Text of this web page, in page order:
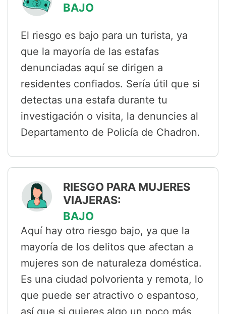
BAJO
El riesgo es bajo para un turista, ya
que la mayoría de las estafas
denunciadas aquí se dirigen a
residentes confiados. Sería útil que si
detectas una estafa durante tu
investigación o visita, la denuncies al
Departamento de Policía de Chadron.
RIESGO PARA MUJERES
VIAJERAS:
BAJO
Aquí hay otro riesgo bajo, ya que la
mayoría de los delitos que afectan a
mujeres son de naturaleza doméstica.
Es una ciudad polvorienta y remota, lo
que puede ser atractivo o espantoso,
así que si quieres algo un poco más